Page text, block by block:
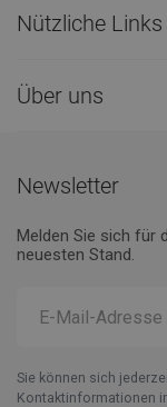
Nützliche Links
Über uns
Newsletter
Melden Sie sich für
neuesten Stand.
Sie können sich
Kontaktinformationen